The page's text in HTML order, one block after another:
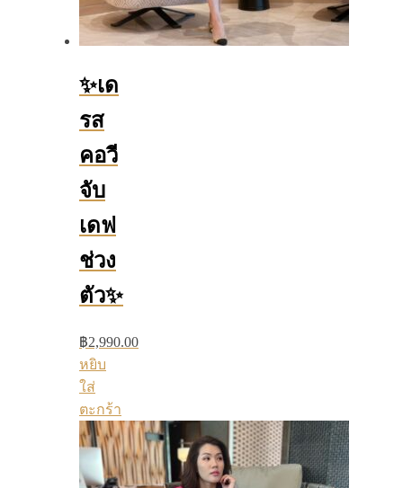
✨เด
รส
คอวี
จับ
เดฟ
ช่วง
ตัว✨
฿2,990.00
หยิบ
ใส่
ตะกร้า